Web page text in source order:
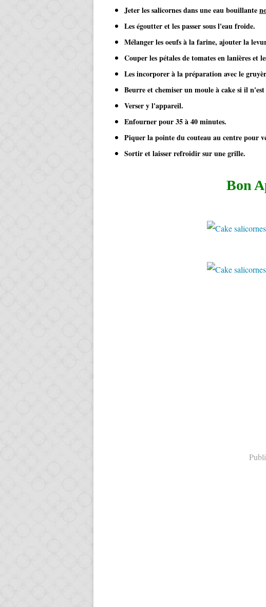
Jeter les salicornes dans une eau bouillante
Les égoutter et les passer sous l'eau froide.
Mélanger les oeufs à la farine, ajouter la
Couper les pétales de tomates en lanières et
Les incorporer à la préparation avec le
Beurre et chemiser un moule à cake si il n'est
Verser y l'appareil.
Enfourner pour 35 à 40 minutes.
Piquer la pointe du couteau au centre pour
Sortir et laisser refroidir sur une grille.
Bon